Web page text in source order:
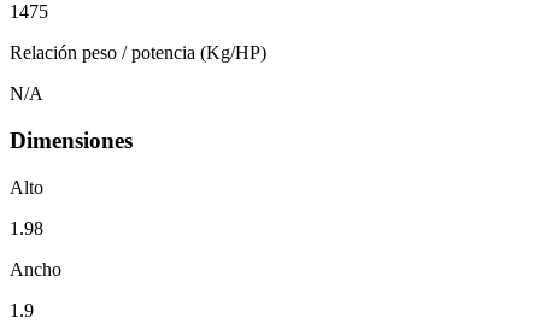
1475
Relación peso / potencia (Kg/HP)
N/A
Dimensiones
Alto
1.98
Ancho
1.9